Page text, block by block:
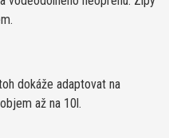
dokáže adaptovat na
až na 10l.